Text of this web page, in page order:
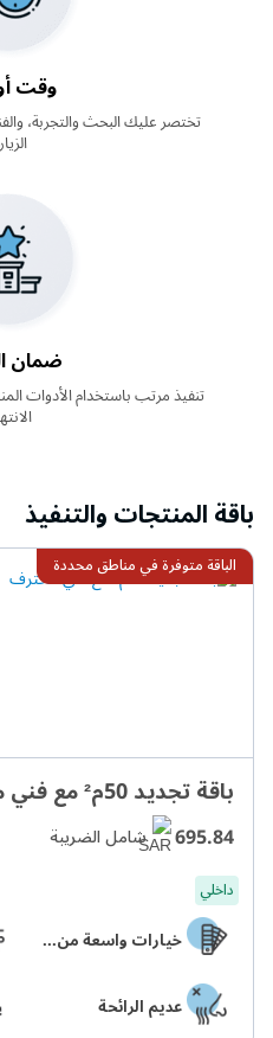
وقت
تختصر عليك البحث والتجربة،
ضمان
تنفيذ مرتب باستخدام الأدوات
باقة المنتجات والتنفيذ
الباقة متوفرة في مناطق محددة
باقة تجديد 50م² مع فني محترف
695.84 شامل الضريبة
داخلي
خيارات واسعة من الألوان
عديم الرائحة